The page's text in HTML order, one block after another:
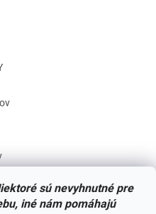
sú nevyhnutné pre
iné nám pomáhajú